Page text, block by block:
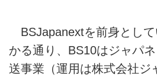
BSJapanextを前身とし
かる通り、BS10はジャパ
送事業（運用は株式会社ジ